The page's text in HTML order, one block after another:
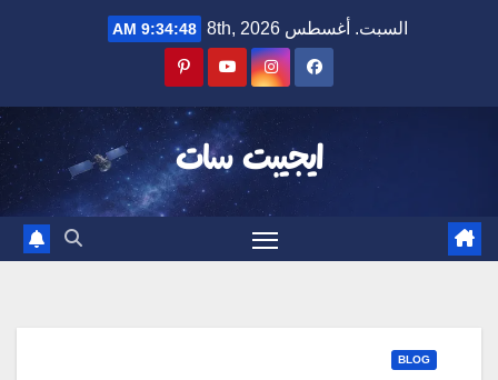
السبت. أغسطس 8th, 2026 9:34:48 AM
ايجيبت سات
BLOG